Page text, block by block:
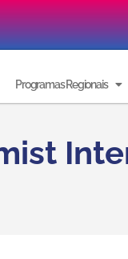
Programas Regionais